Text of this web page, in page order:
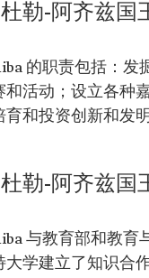
勒-阿齐兹国
的职责包括：发
和活动；设立各种
育和投资创新和发明
勒-阿齐兹国
与教育部和教育
大学建立了知识合